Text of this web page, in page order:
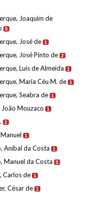
Joaquim de
5
José de 1
José Pinto de 2
Luís de Almeida 1
Maria Céu M. de 1
Seabra de 1
João Mouzaco 1
2
1
Aníbal da Costa 1
Manuel da Costa 5
Carlos de 1
César de 1